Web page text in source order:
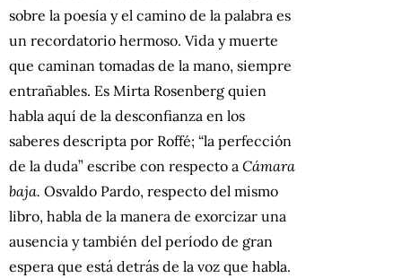
sobre la poesía y el camino de la palabra es
un recordatorio hermoso. Vida y muerte
que caminan tomadas de la mano, siempre
entrañables. Es Mirta Rosenberg quien
habla aquí de la desconfianza en los
saberes descripta por Roffé; “la perfección
de la duda” escribe con respecto a Cámara
baja. Osvaldo Pardo, respecto del mismo
libro, habla de la manera de exorcizar una
ausencia y también del período de gran
espera que está detrás de la voz que habla.